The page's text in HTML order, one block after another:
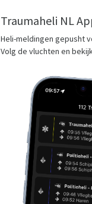
Traumaheli NL
Heli-meldingen gepusht
Volg de vluchten en